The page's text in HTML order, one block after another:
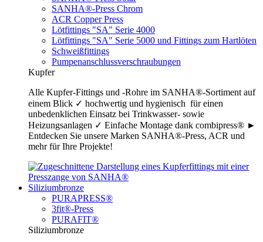
SANHA®-Press Chrom
ACR Copper Press
Lötfittings "SA" Serie 4000
Lötfittings "SA" Serie 5000 und Fittings zum Hartlöten
Schweißfittings
Pumpenanschlussverschraubungen
Kupfer
Alle Kupfer-Fittings und -Rohre im SANHA®-Sortiment auf
einem Blick ✓ hochwertig und hygienisch für einen
unbedenklichen Einsatz bei Trinkwasser- sowie
Heizungsanlagen ✓ Einfache Montage dank combipress® ►
Entdecken Sie unsere Marken SANHA®-Press, ACR und
mehr für Ihre Projekte!
Siliziumbronze
PURAPRESS®
3fit®-Press
PURAFIT®
Siliziumbronze